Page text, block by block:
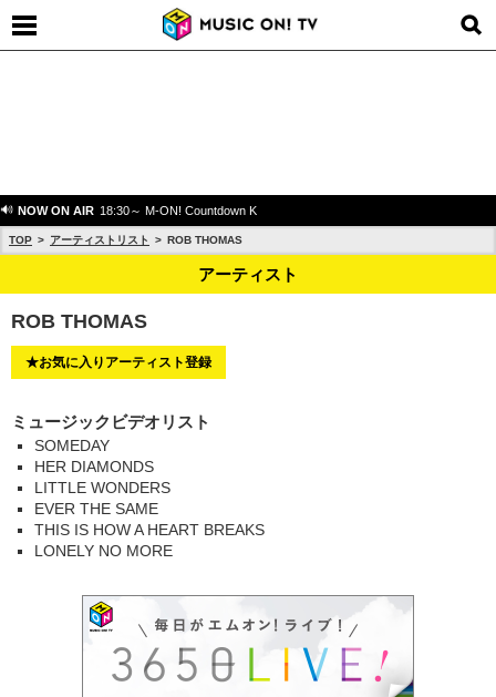
NOW ON AIR 18:30～ M-ON! Countdown K
TOP アーティストリスト ROB THOMAS
アーティスト
ROB THOMAS
★お気に入りアーティスト登録
ミュージックビデオリスト
SOMEDAY
HER DIAMONDS
LITTLE WONDERS
EVER THE SAME
THIS IS HOW A HEART BREAKS
LONELY NO MORE